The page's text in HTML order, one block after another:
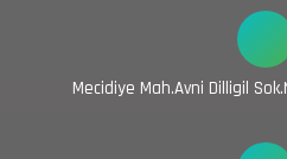
Mecidiye Mah.Avni Dilligil